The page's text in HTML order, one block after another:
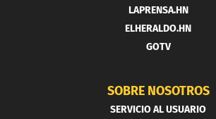
LAPRENSA.HN
ELHERALDO.HN
GOTV
SOBRE NOSOTROS
SERVICIO AL USUARIO